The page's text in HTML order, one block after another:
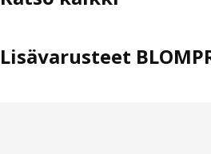
Lisävarusteet